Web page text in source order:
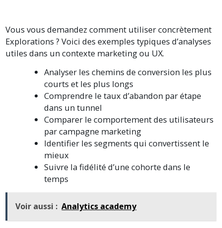
Vous vous demandez comment utiliser concrètement
Explorations ? Voici des exemples typiques d’analyses
utiles dans un contexte marketing ou UX.
Analyser les chemins de conversion les plus
courts et les plus longs
Comprendre le taux d’abandon par étape
dans un tunnel
Comparer le comportement des utilisateurs
par campagne marketing
Identifier les segments qui convertissent le
mieux
Suivre la fidélité d’une cohorte dans le
temps
Voir aussi : Analytics academy